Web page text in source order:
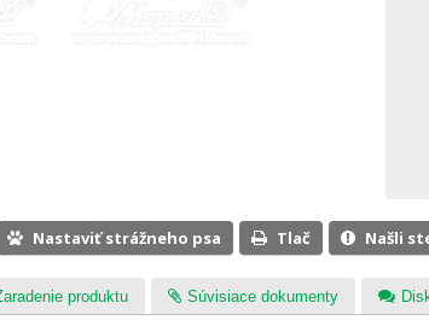
Nastaviť strážneho psa Tlač Našli
produktu Súvisiace dokumenty